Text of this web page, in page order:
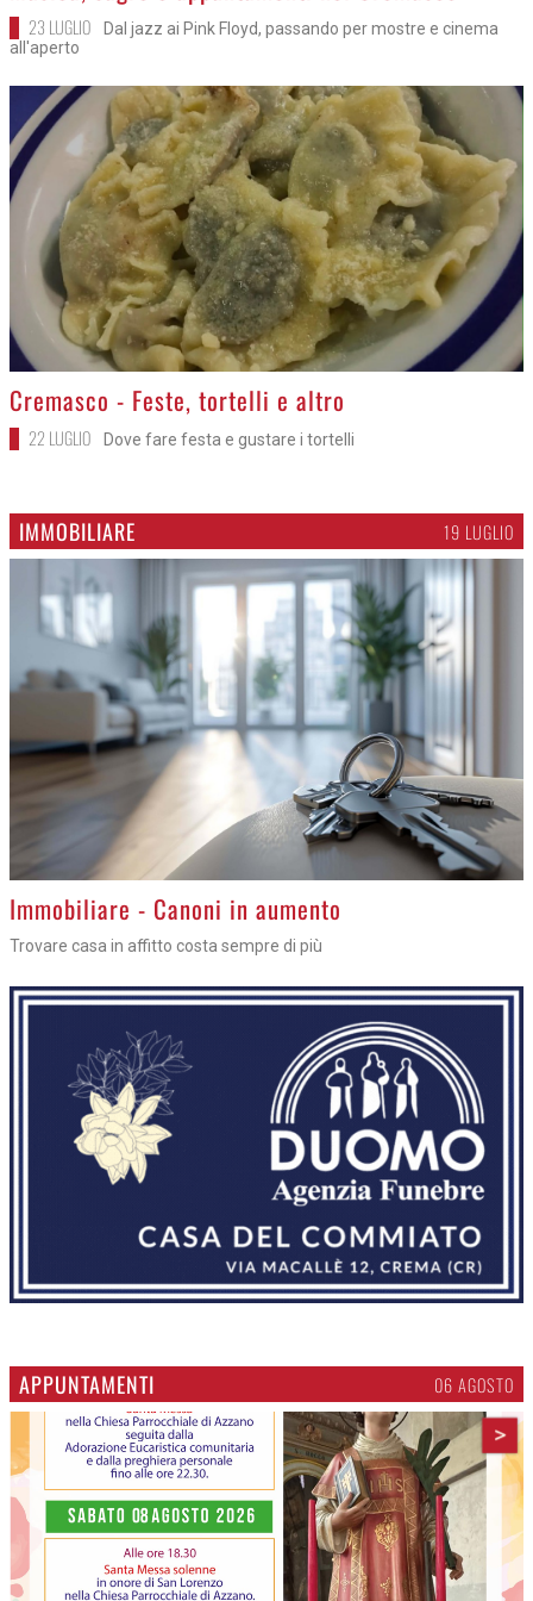
23 LUGLIO
Dal jazz ai Pink Floyd, passando per mostre e cinema
all'aperto
>
Cremasco - Feste, tortelli e altro
22 LUGLIO Dove fare festa e gustare i tortelli
IMMOBILIARE 19 LUGLIO
>Immobiliare - Canoni in aumento
Trovare casa in affitto costa sempre di più
APPUNTAMENTI 06 AGOSTO
>